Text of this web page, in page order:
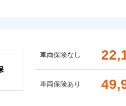
車両保険なし
車両保険あり